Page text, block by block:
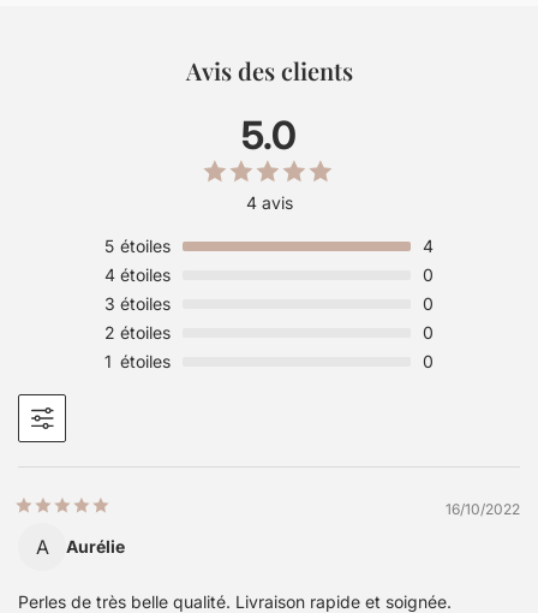
Avis des clients
5.0
4 avis
5 étoiles
4
4étoiles
0
3 étoiles
0
2 étoiles
0
1 étoiles 0
16/10/2022
A Aurélie
Perles de très belle qualité. Livraison rapide et soignée.